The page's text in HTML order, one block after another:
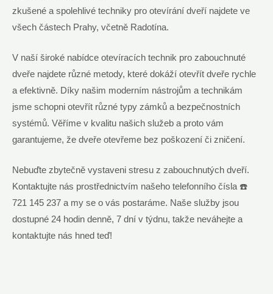
zkušené a spolehlivé techniky pro otevírání dveří najdete ve
všech částech Prahy, včetně Radotína.
V naší široké nabídce otevíracích technik pro zabouchnuté
dveře najdete různé metody, které dokáží otevřít dveře rychle
a efektivně. Díky našim moderním nástrojům a technikám
jsme schopni otevřít různé typy zámků a bezpečnostních
systémů. Věříme v kvalitu našich služeb a proto vám
garantujeme, že dveře otevřeme bez poškození či zničení.
Nebuďte zbytečně vystaveni stresu z zabouchnutých dveří.
Kontaktujte nás prostřednictvím našeho telefonního čísla ☎️
721 145 237 a my se o vás postaráme. Naše služby jsou
dostupné 24 hodin denně, 7 dní v týdnu, takže neváhejte a
kontaktujte nás hned teď!